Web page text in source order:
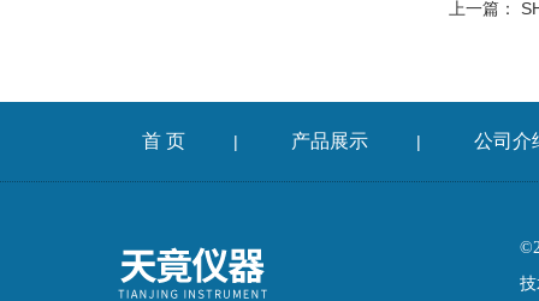
上一篇：
首 页 | 产品展示 | 公司介